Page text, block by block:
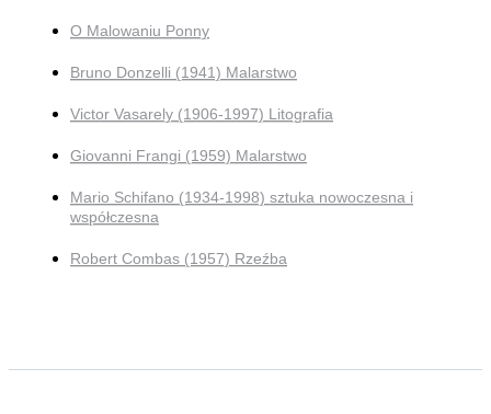
O Malowaniu Ponny
Bruno Donzelli (1941) Malarstwo
Victor Vasarely (1906-1997) Litografia
Giovanni Frangi (1959) Malarstwo
Mario Schifano (1934-1998) sztuka nowoczesna i
współczesna
Robert Combas (1957) Rzeźba